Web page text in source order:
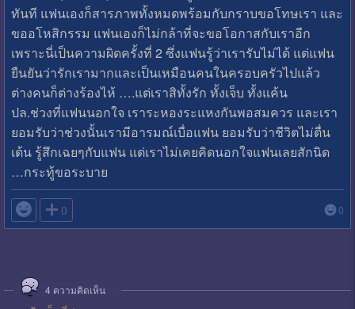
ทันที แฟนเองก็สารภาพทั้งหมดพร้อมกับกราบขอโทษเรา และ
ขออโหสิกรรม แฟนเองก็ไม่กล้าที่จะขอโอกาสกับเราอีก
เพราะนี่เป็นความผิดครั้งที่ 2 ซึ่งแฟนรู้ว่าเรารับไม่ได้ แต่แฟน
ยืนยันว่ารักเรามากและเป็นเหมือนคนในครอบครัวไปแล้ว
ต่างคนก็ต่างร้องไห้ ….แต่เราสิทั้งรัก ทั้งเจ็บ ทั้งแค้น
ปล.ช่วงที่แฟนนอกใจ เราระหองระแหงกันพอสมควร และเรา
ยอมรับว่าช่วงนั้นเรามีอารมณ์เบื่อแฟน ยอมรับว่าชีวิตไม่ตื่น
เต้น รู้สึกเฉยๆกับแฟน แต่เราไม่เคยคิดนอกใจแฟนเลยสักนิด
…กระทู้ขอระบาย
 0 0
4 ความคิดเห็น